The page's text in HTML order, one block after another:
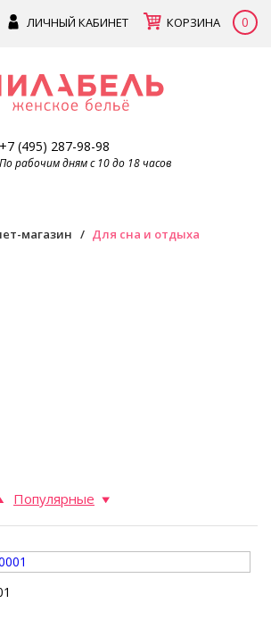
ЛИЧНЫЙ КАБИНЕТ КОРЗИНА 0
+7 (495) 287-98-98
По рабочим дням с 10 до 18 часов
магазин Для сна и отдыха
Популярные